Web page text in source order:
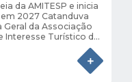
da AMITESP e inicia
2027 Catanduva
da Associação
Interesse Turístico do
nos dias 4 e